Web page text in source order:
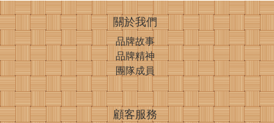
關於我們
品牌故事
品牌精神
團隊成員
顧客服務